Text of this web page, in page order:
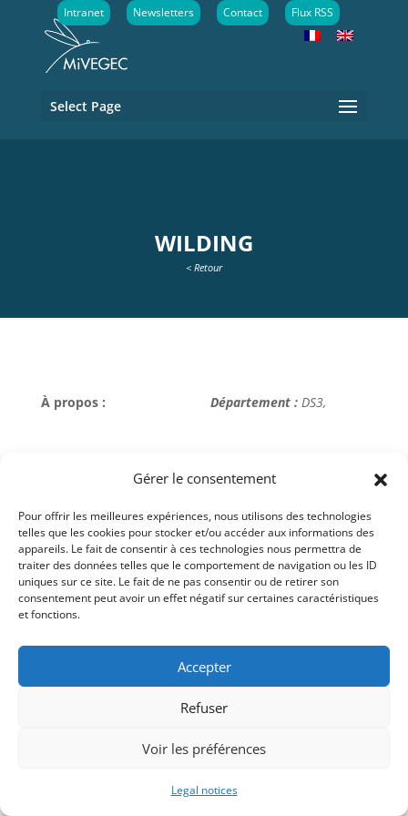
Gérer le consentement
Pour offrir les meilleures expériences, nous utilisons des technologies
telles que les cookies pour stocker et/ou accéder aux informations des
appareils. Le fait de consentir à ces technologies nous permettra de
traiter des données telles que le comportement de navigation ou les ID
uniques sur ce site. Le fait de ne pas consentir ou de retirer son
consentement peut avoir un effet négatif sur certaines caractéristiques
et fonctions.
Accepter
Refuser
Voir les préférences
Legal notices
Intranet Newsletters Contact Flux RSS
Select Page
WILDING
< Retour
À propos : Département : DS3,
Copyright © 2026MIVEGEC|Developed by
Legal notices